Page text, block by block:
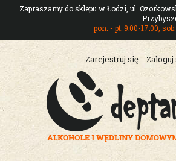
Zapraszamy do sklepu w Łodzi, ul.
pon. - pt: 9:00-17:00,
Zarejestruj się Zaloguj